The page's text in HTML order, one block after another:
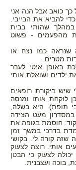
כך כואב אבל הנה אני
להביא את הבייבי.
שהותי בבית
מהפעמים - פשוט
שנראה כמו נצח או
מטרים.
באופן איטי לעבר
ילדים ושואלת אותי
שיש ביקורת רופאים
לוקחת אותו ומנסה
תופת). היא בשלה,
מעט הצידה
חוסמת בגופה את
בדרכי במשך זמן
שזה קורה לי. בקושי
אותי. רוצה לצעוק
לצעוק כי הבטן
בוכה ועצבנית.